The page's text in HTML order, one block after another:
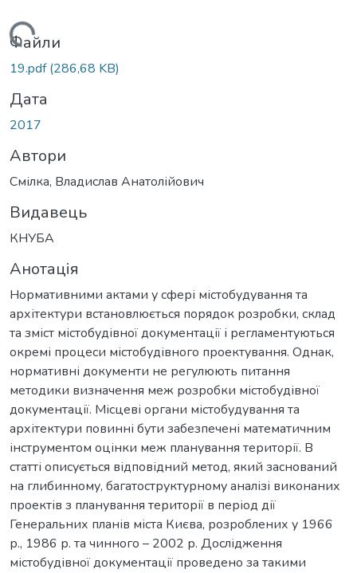
Файли
19.pdf(286,68 KB)
Дата
2017
Автори
Смілка, Владислав Анатолійович
Видавець
КНУБА
Анотація
Нормативними актами у сфері містобудування та
архітектури встановлюється порядок розробки, склад
та зміст містобудівної документації і регламентуються
окремі процеси містобудівного проектування. Однак,
нормативні документи не регулюють питання
методики визначення меж розробки містобудівної
документації. Місцеві органи містобудування та
архітектури повинні бути забезпечені математичним
інструментом оцінки меж планування території. В
статті описується відповідний метод, який заснований
на глибинному, багатоструктурному аналізі виконаних
проектів з планування території в період дії
Генеральних планів міста Києва, розроблених у 1966
р., 1986 р. та чинного – 2002 р. Дослідження
містобудівної документації проведено за такими